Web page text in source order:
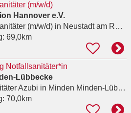
(m/w/d)
Hannover e.V.
(m/w/d)in Neustadt am Rübenberge
69,0km
Notfallsanitäter*in
Lübbecke
Azubi in Minden Minden-Lübbecke
70,0km